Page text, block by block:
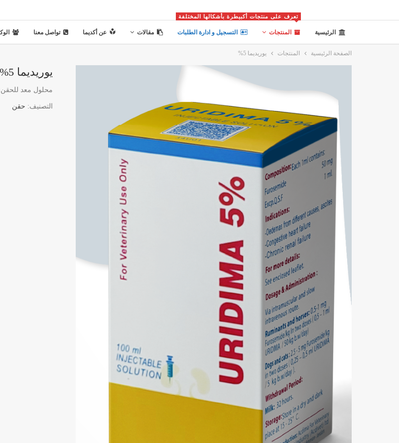
الرئيسية المنتجات
تعرف على منتجات أكبيطرة بأشكالها المختلفة
التسجيل و ادارة الطلبات مقالات عن أكديما تواصل معنا
الصفحة الرئيسية المنتجات يوريديما 5%
يوريديما 5%
محلول معد للحقن 100 مل للاســتعمال البيطري
التصنيف: حقن